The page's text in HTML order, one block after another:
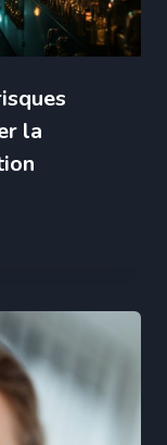
la